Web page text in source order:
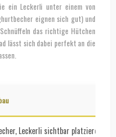
ein Leckerli unter einem von
eignen sich gut) und
das richtige Hütchen
lässt sich dabei perfekt an die
Leckerli sichtbar platzieren